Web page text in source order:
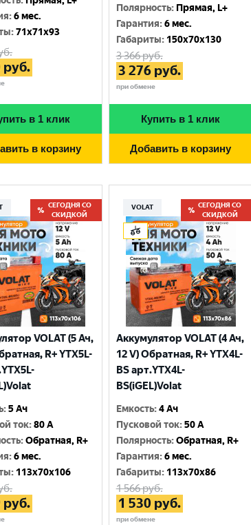
:6 мес.
:71x71x93
руб.
в 1 клик
в корзину
Полярность: Прямая, L+
Гарантия:6 мес.
Габариты: 150x70x130
3 366руб.
3 276руб.
при обмене
Купить в 1 клик
Добавить в корзину
СЕГОДНЯ СО
СКИДКОЙ
VOLAT (5 Ач,
R+ YTX5L-
:5 Ач
ток:80 A
:Обратная, R+
:6 мес.
: 113x70x106
руб.
VOLAT
СЕГОДНЯ СО
СКИДКОЙ
Аккумулятор VOLAT (4 Ач,
12 V) Обратная, R+ YTX4L-
BS арт.YTX4L-
BS(iGEL)Volat
Емкость:4 Ач
Пусковой ток:50 A
Полярность:Обратная, R+
Гарантия:6 мес.
Габариты: 113x70x86
1 566руб.
1 530 руб.
при обмене
Выберите ваш город
Великий Новгород
Москва
Санкт-Петербург
Смоленск